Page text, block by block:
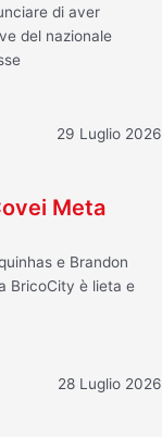
di aver
del nazionale
29 Luglio 2026
Meta
e Brandon
BricoCity è lieta e
28 Luglio 2026